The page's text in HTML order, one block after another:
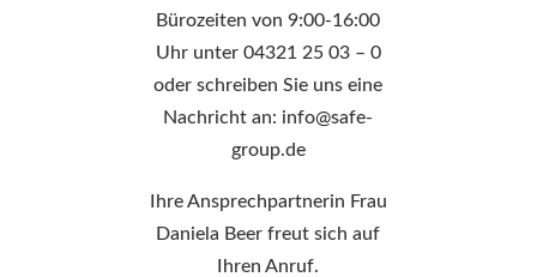
Bürozeiten von 9:00-16:00
Uhr unter 04321 25 03 – 0
oder schreiben Sie uns eine
Nachricht an: info@safe-
group.de
Ihre Ansprechpartnerin Frau
Daniela Beer freut sich auf
Ihren Anruf.